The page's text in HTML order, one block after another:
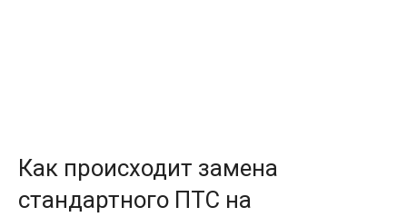
Как происходит замена
стандартного ПТС на